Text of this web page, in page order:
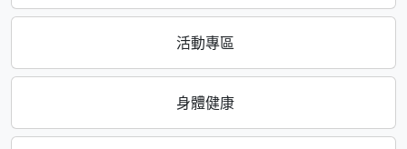
活動專區
身體健康